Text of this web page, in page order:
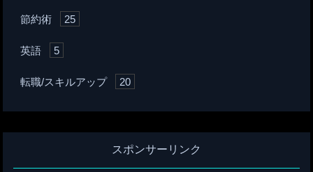
節約術 25
英語 5
転職/スキルアップ 20
スポンサーリンク